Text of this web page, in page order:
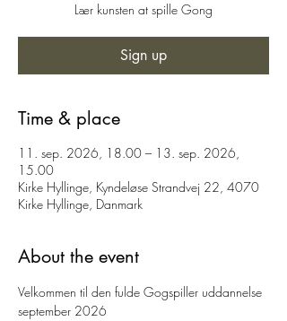
Lær kunsten at spille Gong
Sign up
Time & place
11. sep. 2026, 18.00 – 13. sep. 2026,
15.00
Kirke Hyllinge, Kyndeløse Strandvej 22, 4070
Kirke Hyllinge, Danmark
About the event
Velkommen til den fulde Gogspiller uddannelse
september 2026